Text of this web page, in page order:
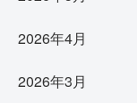
2026年4月
2026年3月